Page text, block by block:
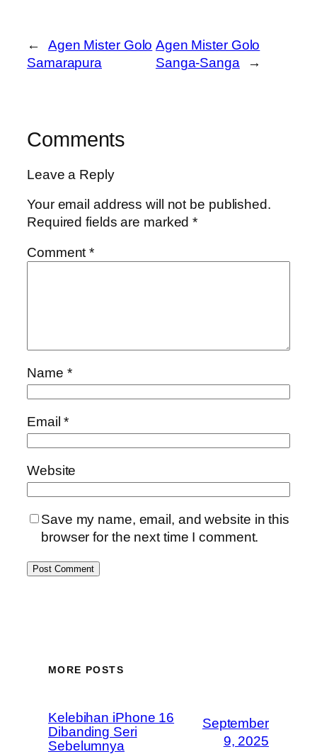
←
Agen Mister Golo
Samarapura
Agen Mister Golo
Sanga-Sanga
→
Comments
Leave a Reply
Your email address will not be published.
Required fields are marked*
Comment*
Name *
Email*
Website
Save my name, email, and website in this
browser for the next time I comment.
MORE POSTS
Kelebihan iPhone 16
Dibanding Seri
Sebelumnya
September
9, 2025